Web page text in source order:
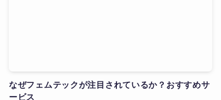
なぜフェムテックが注目されているか？おすすめサ
ービス